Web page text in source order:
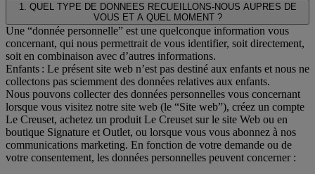
1. QUEL TYPE DE DONNEES RECUEILLONS-NOUS AUPRES DE
VOUS ET A QUEL MOMENT ?
Une “donnée personnelle” est une quelconque information vous
concernant, qui nous permettrait de vous identifier, soit directement,
soit en combinaison avec d’autres informations.
Enfants : Le présent site web n’est pas destiné aux enfants et nous ne
collectons pas sciemment des données relatives aux enfants.
Nous pouvons collecter des données personnelles vous concernant
lorsque vous visitez notre site web (le “Site web”), créez un compte
Le Creuset, achetez un produit Le Creuset sur le site Web ou en
boutique Signature et Outlet, ou lorsque vous vous abonnez à nos
communications marketing. En fonction de votre demande ou de
votre consentement, les données personnelles peuvent concerner :